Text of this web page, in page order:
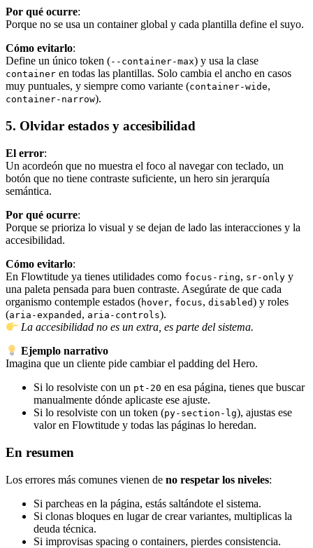
Por qué ocurre:
Porque no se usa un container global y cada plantilla define el suyo.
Cómo evitarlo:
Define un único token (--container-max) y usa la clase
container en todas las plantillas. Solo cambia el ancho en casos
muy puntuales, y siempre como variante (container-wide,
container-narrow).
5. Olvidar estados y accesibilidad
El error:
Un acordeón que no muestra el foco al navegar con teclado, un
botón que no tiene contraste suficiente, un hero sin jerarquía
semántica.
Por qué ocurre:
Porque se prioriza lo visual y se dejan de lado las interacciones y la
accesibilidad.
Cómo evitarlo:
En Flowtitude ya tienes utilidades como focus-ring, sr-only y
una paleta pensada para buen contraste. Asegúrate de que cada
organismo contemple estados (hover, focus, disabled) y roles
(aria-expanded , aria-controls).
La accesibilidad no es un extra, es parte del sistema.
Ejemplo narrativo
Imagina que un cliente pide cambiar el padding del Hero.
Si lo resolviste con un pt-20 en esa página, tienes que buscar
manualmente dónde aplicaste ese ajuste.
Si lo resolviste con un token (py-section-lg), ajustas ese
valor en Flowtitude y todas las páginas lo heredan.
En resumen
Los errores más comunes vienen de no respetar los niveles:
Si parcheas en la página, estás saltándote el sistema.
Si clonas bloques en lugar de crear variantes, multiplicas la
deuda técnica.
Si improvisas spacing o containers, pierdes consistencia.